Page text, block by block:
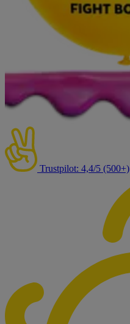
Trustpilot: 4,4/5 (500+)